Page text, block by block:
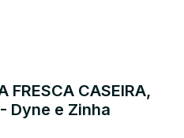
FRESCA CASEIRA,
- Dyne e Zinha